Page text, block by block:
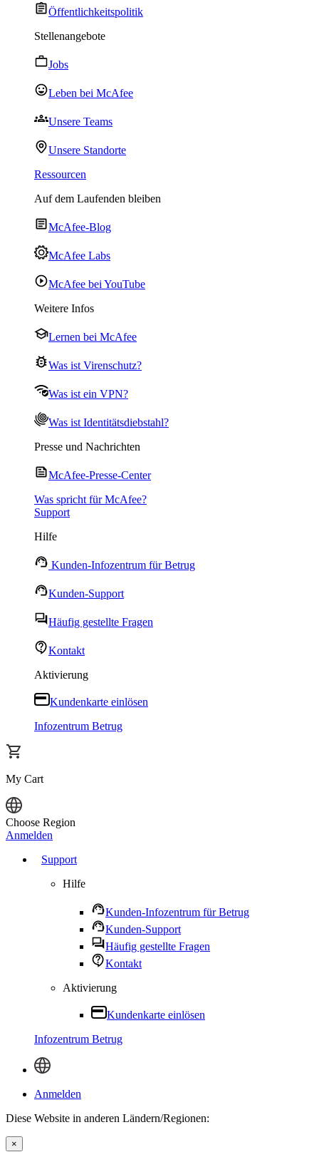
Öffentlichkeitspolitik
Stellenangebote
Jobs
Leben bei McAfee
Unsere Teams
Unsere Standorte
Ressourcen
Auf dem Laufenden bleiben
McAfee-Blog
McAfee Labs
McAfee bei YouTube
Weitere Infos
Lernen bei McAfee
Was ist Virenschutz?
Was ist ein VPN?
Was ist Identitätsdiebstahl?
Presse und Nachrichten
McAfee-Presse-Center
Was spricht für McAfee?
Support
Hilfe
Kunden-Infozentrum für Betrug
Kunden-Support
Häufig gestellte Fragen
Kontakt
Aktivierung
Kundenkarte einlösen
Infozentrum Betrug
My Cart
Choose Region
Anmelden
Support
Hilfe
Kunden-Infozentrum für Betrug
Kunden-Support
Häufig gestellte Fragen
Kontakt
Aktivierung
Kundenkarte einlösen
Infozentrum Betrug
Anmelden
Diese Website in anderen Ländern/Regionen:
×